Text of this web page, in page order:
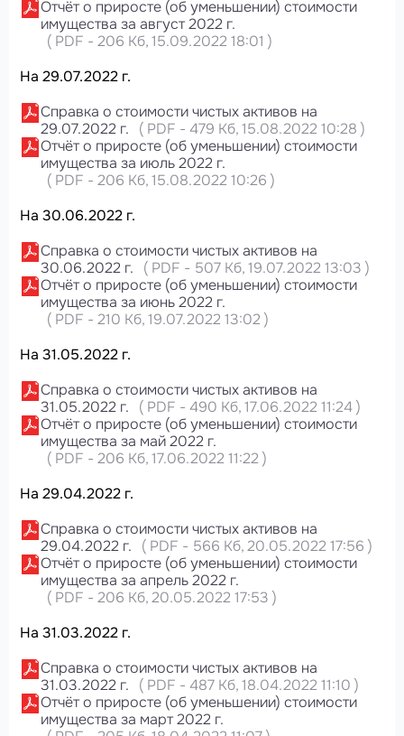
Отчёт о приросте (об уменьшении) стоимости
имущества за август 2022 г.
( PDF - 206 Кб, 15.09.2022 18:01 )
На 29.07.2022 г.
Справка о стоимости чистых активов на
29.07.2022 г.
( PDF - 479 Кб, 15.08.2022 10:28 )
Отчёт о приросте (об уменьшении) стоимости
имущества за июль 2022 г.
( PDF - 206 Кб, 15.08.2022 10:26 )
На 30.06.2022 г.
Справка о стоимости чистых активов на
30.06.2022 г.
( PDF - 507 Кб, 19.07.2022 13:03 )
Отчёт о приросте (об уменьшении) стоимости
имущества за июнь 2022 г.
( PDF - 210 Кб, 19.07.2022 13:02 )
На 31.05.2022 г.
Справка о стоимости чистых активов на
31.05.2022 г.
( PDF - 490 Кб, 17.06.2022 11:24)
Отчёт о приросте (об уменьшении) стоимости
имущества за май 2022 г.
( PDF - 206 Кб, 17.06.2022 11:22 )
На 29.04.2022 г.
Справка о стоимости чистых активов на
29.04.2022 г.
( PDF - 566 Кб, 20.05.2022 17:56 )
Отчёт о приросте (об уменьшении) стоимости
имущества за апрель 2022 г.
( PDF - 206 Кб, 20.05.2022 17:53 )
На 31.03.2022 г.
Справка о стоимости чистых активов на
31.03.2022 г.
( PDF - 487 Кб, 18.04.2022 11:10 )
Отчёт о приросте (об уменьшении) стоимости
имущества за март 2022 г.